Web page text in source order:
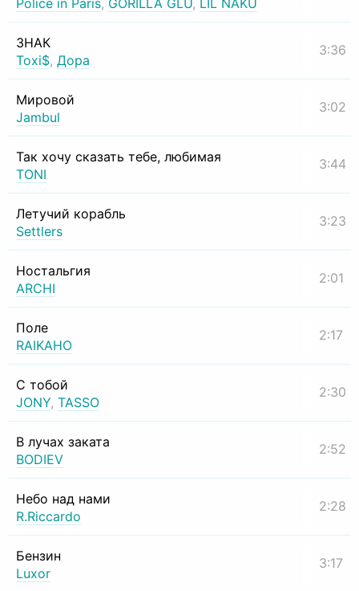
Police in Paris, GORILLA GLU, LIL NAKU
ЗНАК
Toxi$, Дора
3:36
Мировой
Jambul
3:02
Так хочу сказать тебе, любимая
TONI
3:44
Летучий корабль
Settlers
3:23
Ностальгия
ARCHI
2:01
Поле
RAIKAHO
2:17
С тобой
JONY, TASSO
2:30
В лучах заката
BODIEV
2:52
Небо над нами
R.Riccardo
2:28
Бензин
Luxor
3:17